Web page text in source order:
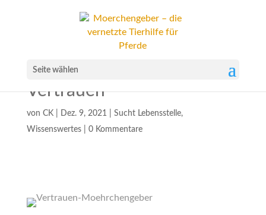
Seite wählen
Vertrauen
von CK| Dez. 9, 2021 Sucht Lebensstelle,
Wissenswertes| 0 Kommentare